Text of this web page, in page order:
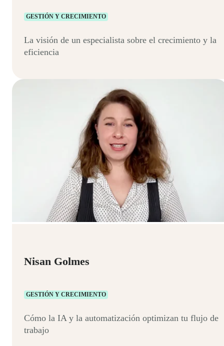
GESTIÓN Y CRECIMIENTO
La visión de un especialista sobre el crecimiento y la
eficiencia
Nisan Golmes
GESTIÓN Y CRECIMIENTO
Cómo la IA y la automatización optimizan tu flujo de
trabajo